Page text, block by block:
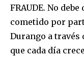
FRAUDE. No
cometido por
Durango a través
que cada día